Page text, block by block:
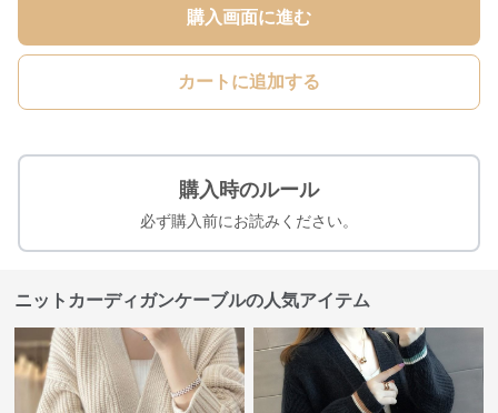
購入画面に進む
カートに追加する
購入時のルール
必ず購入前にお読みください。
ニットカーディガンケーブルの人気アイテム